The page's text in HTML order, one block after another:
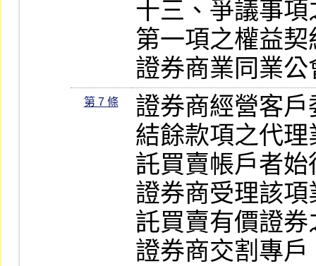
十三、爭議事
第一項之權益
證券商業同業公
第 7 條
證券商經營客
結餘款項之代
託買賣帳戶者始
證券商受理該
託買賣有價證
證券商交割專